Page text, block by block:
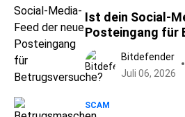
Ist dein Social-
Posteingang für
Bitdefender
Juli 06, 2026
SCAM